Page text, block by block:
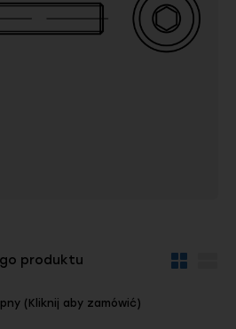
produktu
Widok
(Kliknij aby zamówić)